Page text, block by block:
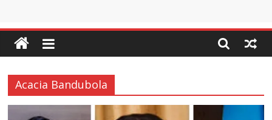
Acacia Bandubola